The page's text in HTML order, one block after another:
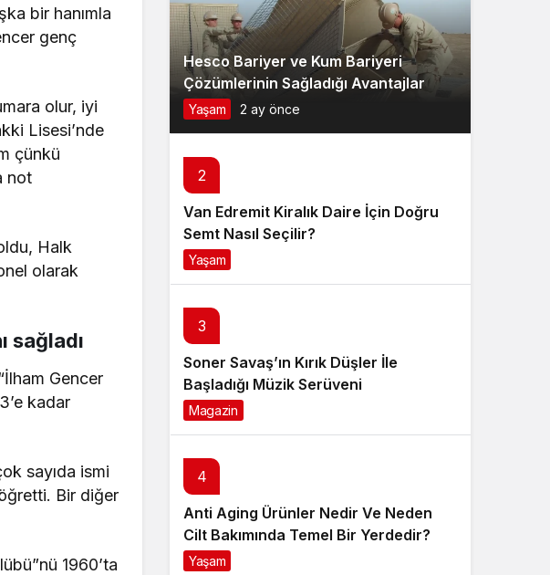
bir hanımla
genç
olur, iyi
Lisesi’nde
çünkü
not
Halk
olarak
sağladı
Gencer
kadar
sayıda ismi
öğretti. Bir diğer
1960’ta
Hesco Bariyer ve Kum Bariyeri
Çözümlerinin Sağladığı Avantajlar
Yaşam 2 ay önce
2
Van Edremit Kiralık Daire İçin Doğru
Semt Nasıl Seçilir?
Yaşam
3
Soner Savaş’ın Kırık Düşler İle
Başladığı Müzik Serüveni
Magazin
4
Anti Aging Ürünler Nedir Ve Neden
Cilt Bakımında Temel Bir Yerdedir?
Yaşam